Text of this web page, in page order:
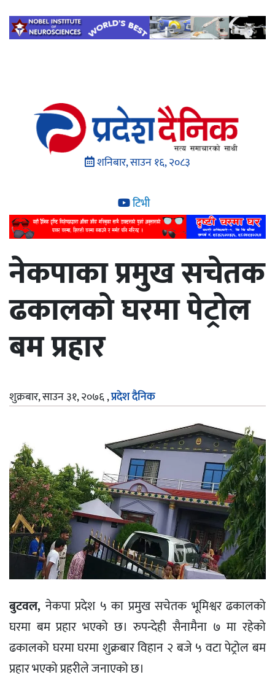
शनिबार, साउन १६, २०८३
टिभी
नेकपाका प्रमुख सचेतक
ढकालको घरमा पेट्रोल
बम प्रहार
शुक्रबार, साउन ३१, २०७६,प्रदेश दैनिक
बुटवल, नेकपा प्रदेश ५ का प्रमुख सचेतक भूमिश्वर ढकालको
घरमा बम प्रहार भएको छ। रुपन्देही सैनामैना ७ मा रहेको
ढकालको घरमा घरमा शुक्रबार विहान २ बजे ५ वटा पेट्रोल बम
प्रहार भएको प्रहरीले जनाएको छ।